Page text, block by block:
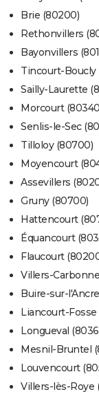
Brie (80200)
Rethonvillers
Bayonvillers
Tincourt-Boucly
Sailly-Laurette
Morcourt
Senlis-le-Sec
Tilloloy (80700)
Moyencourt
Assevillers
Gruny (80700)
Hattencourt
Équancourt
Flaucourt
Villers-
Buire-sur-
Liancourt-
Longueval
Mesnil-Bruntel
Louvencourt
Villers-lès-Roye